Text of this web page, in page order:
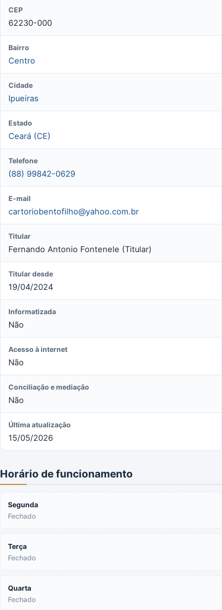
CEP
62230-000
Bairro
Centro
Cidade
Ipueiras
Estado
Ceará (CE)
Telefone
(88) 99842-0629
E-mail
cartoriobentofilho@yahoo.com.br
Titular
Fernando Antonio Fontenele (Titular)
Titular desde
19/04/2024
Informatizada
Não
Acesso à internet
Não
Conciliação e mediação
Não
Última atualização
15/05/2026
Horário de funcionamento
Segunda
Fechado
Terça
Fechado
Quarta
Fechado